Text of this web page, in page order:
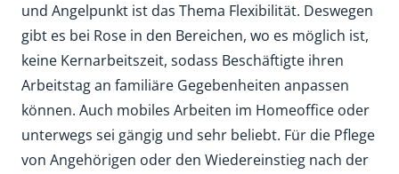
und Angelpunkt ist das Thema Flexibilität. Deswegen
gibt es bei Rose in den Bereichen, wo es möglich ist,
keine Kernarbeitszeit, sodass Beschäftigte ihren
Arbeitstag an familiäre Gegebenheiten anpassen
können. Auch mobiles Arbeiten im Homeoffice oder
unterwegs sei gängig und sehr beliebt. Für die Pflege
von Angehörigen oder den Wiedereinstieg nach der